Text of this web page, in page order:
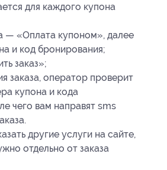
для каждого купона
— «Оплата купоном», далее
и код бронирования;
заказ»;
заказа, оператор проверит
купона и кода
чего вам направят sms
другие услуги на сайте,
отдельно от заказа